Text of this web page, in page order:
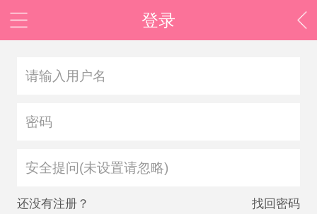
登录
安全提问(未设置请忽略)
还没有注册？ 找回密码